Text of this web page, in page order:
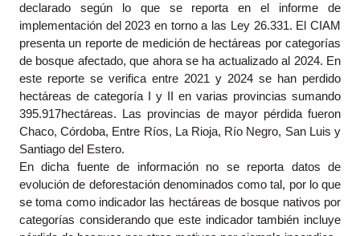
declarado según lo que se reporta en el informe de
implementación del 2023 en torno a las Ley 26.331. El CIAM
presenta un reporte de medición de hectáreas por categorías
de bosque afectado, que ahora se ha actualizado al 2024. En
este reporte se verifica entre 2021 y 2024 se han perdido
hectáreas de categoría I y II en varias provincias sumando
395.917hectáreas. Las provincias de mayor pérdida fueron
Chaco, Córdoba, Entre Ríos, La Rioja, Río Negro, San Luis y
Santiago del Estero.
En dicha fuente de información no se reporta datos de
evolución de deforestación denominados como tal, por lo que
se toma como indicador las hectáreas de bosque nativos por
categorías considerando que este indicador también incluye